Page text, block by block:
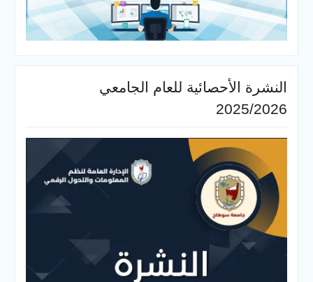
النشرة الأحصائية للعام الجامعي
2025/2026